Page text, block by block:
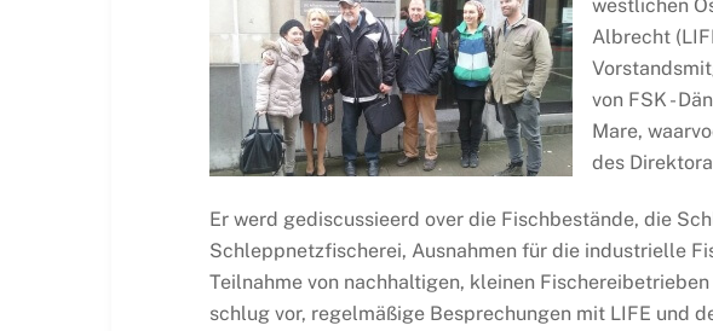
westlichen
Albrecht
von FSK -
Mare,
des
Er werd gediscussieerd over die Fischbestände, die
Schleppnetzfischerei, Ausnahmen für die industrielle
Teilnahme von nachhaltigen, kleinen
schlug vor, regelmäßige Besprechungen mit LIFE und